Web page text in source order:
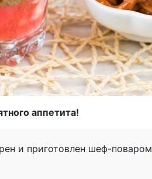
аппетита!
и приготовлен шеф-поваром